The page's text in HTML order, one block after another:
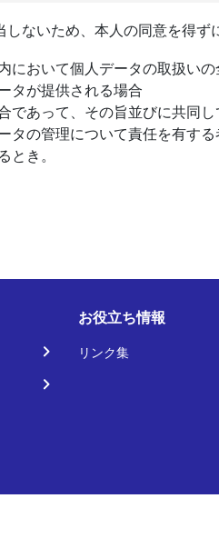
ないため、本人の同意を得ず
おいて個人データの取扱い
タが提供される場合
あって、その旨並びに共同
タの管理について責任を有す
き。
お役立ち情報
リンク集